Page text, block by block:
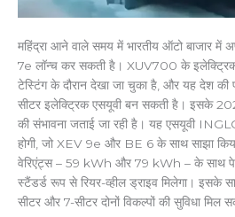
महिंद्रा आने वाले समय में भारतीय ऑटो बाजार में
7e लॉन्च कर सकती है। XUV700 के इलेक्ट्रिक
टेस्टिंग के दौरान देखा जा चुका है, और यह देश
सीटर इलेक्ट्रिक एसयूवी बन सकती है। इसके
की संभावना जताई जा रही है। यह एसयूवी
होगी, जो XEV 9e और BE 6 के साथ साझा
वेरिएंट्स – 59 kWh और 79 kWh – के साथ पेश
स्टैंडर्ड रूप से रियर-व्हील ड्राइव मिलेगा। इसके
सीटर और 7-सीटर दोनों विकल्पों की सुविधा मिल